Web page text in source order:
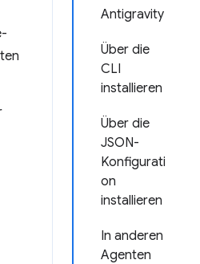
Antigravity
Über die
CLI
installieren
Über die
JSON-
Konfigurati
on
installieren
In anderen
Agenten